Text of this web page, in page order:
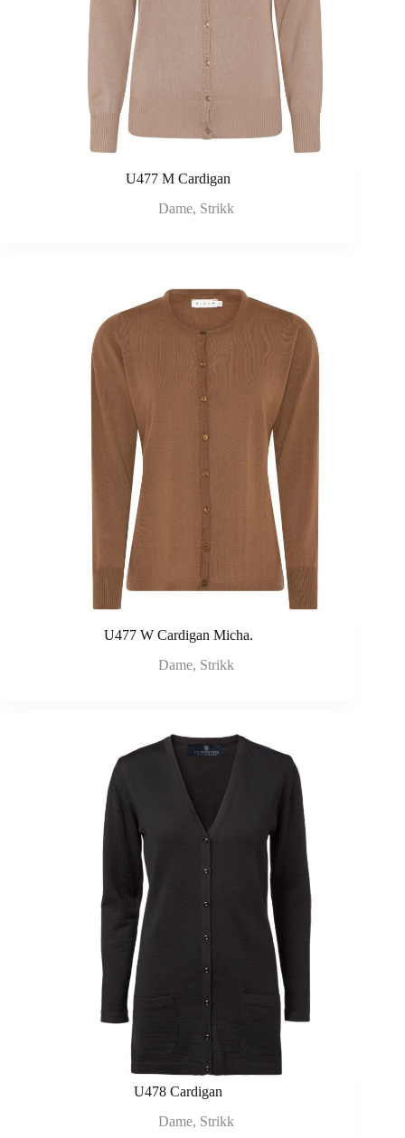
U477 M Cardigan
Dame, Strikk
U477 W Cardigan Micha.
Dame, Strikk
U478 Cardigan
Dame, Strikk